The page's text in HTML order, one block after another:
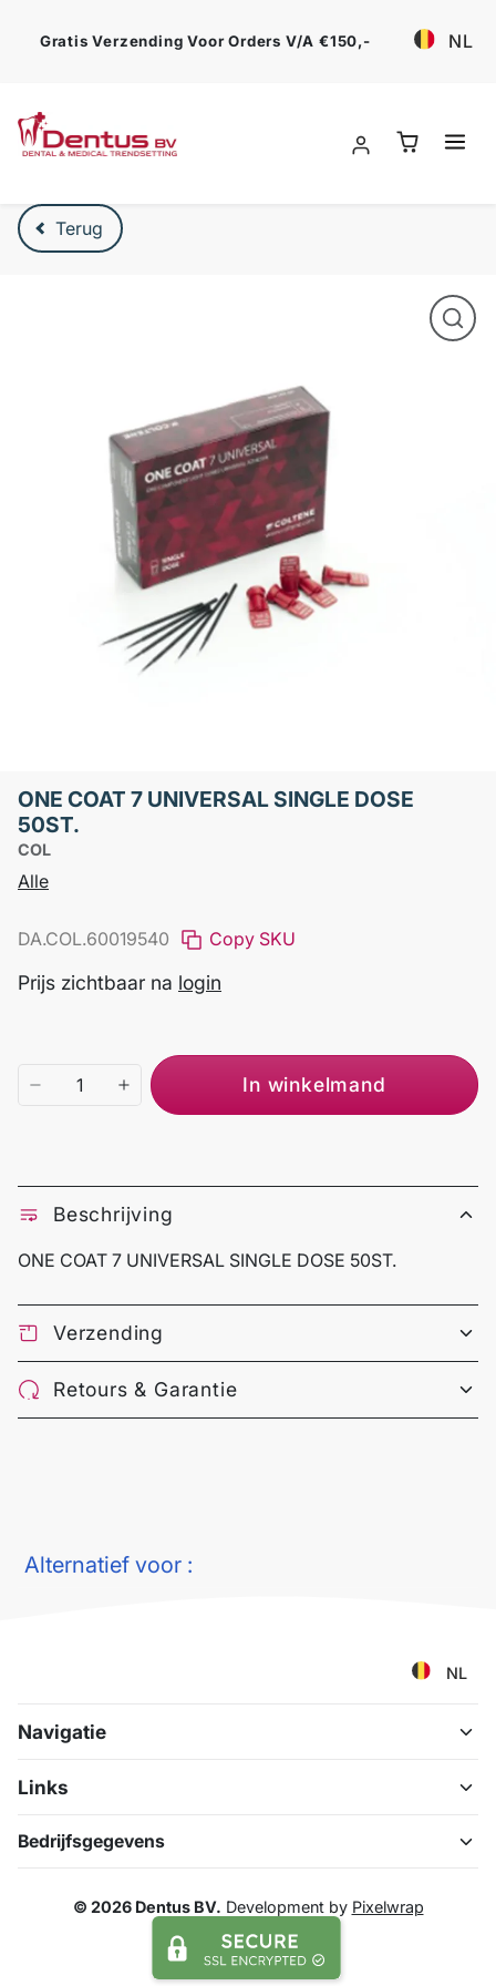
Gratis Verzending Voor Orders V/a €150,- NL
Verder naar product beschrijving
Terug
ONE COAT 7 UNIVERSAL SINGLE DOSE
50ST.
COL
Alle
DA.COL.60019540 Copy SKU
Prijs zichtbaar na login
In winkelmand
Beschrijving
ONE COAT 7 UNIVERSAL SINGLE DOSE 50ST.
Verzending
Retours & Garantie
Alternatief voor :
NL
Navigatie
Links
Bedrijfsgegevens
© 2026 Dentus BV. Development by Pixelwrap